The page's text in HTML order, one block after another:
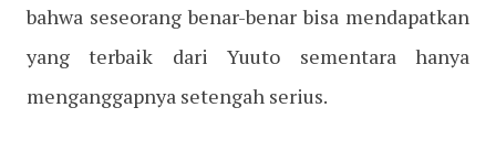
bahwa seseorang benar-benar bisa mendapatkan
yang terbaik dari Yuuto sementara hanya
menganggapnya setengah serius.